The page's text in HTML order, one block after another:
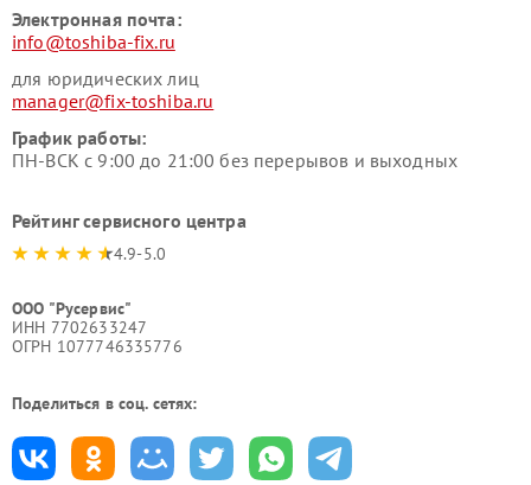
Электронная почта:
info@toshiba-fix.ru
для юридических лиц
manager@fix-toshiba.ru
График работы:
ПН-ВСК с 9:00 до 21:00 без перерывов и выходных
Рейтинг сервисного центра
4.9-5.0
ООО "Русервис"
ИНН 7702633247
ОГРН 1077746335776
Поделиться в соц. сетях: